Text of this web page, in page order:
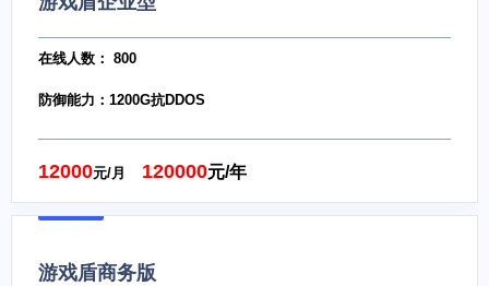
在线人数： 800
防御能力：1200G抗DDOS
12000元/月 120000元/年
游戏盾商务版